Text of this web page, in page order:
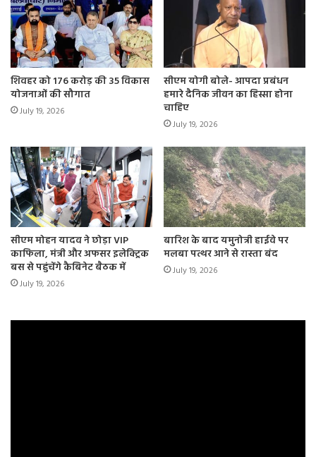
शिवहर को 176 करोड़ की 35 विकास
योजनाओं की सौगात
July 19, 2026
सीएम योगी बोले- आपदा प्रबंधन
हमारे दैनिक जीवन का हिस्सा होना
चाहिए
July 19, 2026
सीएम मोहन यादव ने छोड़ा VIP
काफिला, मंत्री और अफसर इलेक्ट्रिक
बस से पहुंचेंगे कैबिनेट बैठक में
July 19, 2026
बारिश के बाद यमुनोत्री हाईवे पर
मलबा पत्थर आने से रास्ता बंद
July 19, 2026